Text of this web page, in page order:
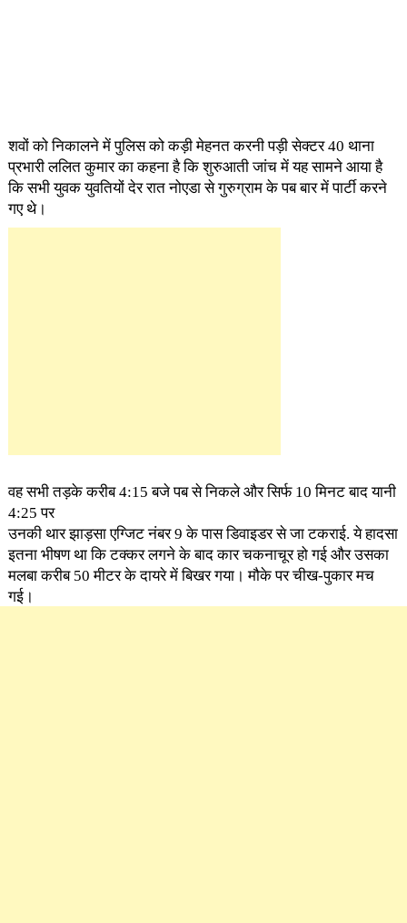
शवों को निकालने में पुलिस को कड़ी मेहनत करनी पड़ी सेक्टर 40 थाना
प्रभारी ललित कुमार का कहना है कि शुरुआती जांच में यह सामने आया है
कि सभी युवक युवतियों देर रात नोएडा से गुरुग्राम के पब बार में पार्टी करने
गए थे।
वह सभी तड़के करीब 4:15 बजे पब से निकले और सिर्फ 10 मिनट बाद यानी
4:25 पर
उनकी थार झाड़सा एग्जिट नंबर 9 के पास डिवाइडर से जा टकराई. ये हादसा
इतना भीषण था कि टक्कर लगने के बाद कार चकनाचूर हो गई और उसका
मलबा करीब 50 मीटर के दायरे में बिखर गया। मौके पर चीख-पुकार मच
गई।